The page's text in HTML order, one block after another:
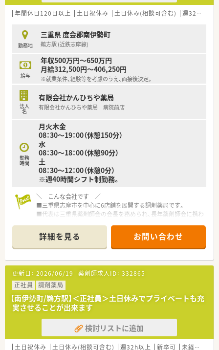
年間休日120日以上 土日祝休み 土日休み(相談可含む) 週32h以上
勤務地
三重県 度会郡南伊勢町
鵜方駅 (近鉄志摩線)
給与
年収500万円～650万円
月給312,500円～406,250円
※就業条件、経験等を考慮のうえ、面接後決定。
法人
名
有限会社かんひちや薬局
有限会社かんひちや薬局 病院前店
勤務
時間
月火木金
08：30～19：00（休憩150分）
水
08：30～18：00（休憩90分）
土
08：30～12：00（休憩0分）
※週40時間シフト制勤務。
＼ こんな会社です ／
■三重県志摩市を中心に6店舗を展開する調剤薬局です。
■代表は三重県薬剤師会の会長を務められ、長年薬剤師会に携わ
■代表は今なお、調剤室に入り現場にて勤務をされております。
■ご家族で経営されており、どの店舗もアットホームな雰囲気で
す。
■将来的に管理薬剤師をお任せできる方、今後を担っていただけ
るを募集！
＼ 働く魅力について ／
■残業は基本的に少なく、プライベートも充実をさせることがで
きます。
■条件次第では土日休みの勤務も相談が可能です。
■病院前の店舗で様々な処方を経験することができます。
■今後在宅医療に力を入れていくための増員としての募集とな
ります。
■従業員の定着率は非常に高く、長くご勤務を頂ける環境が整っ
詳細を見る お問い合わせ
更新日： 2026/06/19 薬剤師求人ID： 332865
正社員
調剤薬局
【南伊勢町/鵜方駅】＜正社員＞土日休みでプライベートも充
実させることが出来ます
検討リストに追加
土日祝休み 土日休み(相談可含む) 週32h以上 新卒可 未経験可